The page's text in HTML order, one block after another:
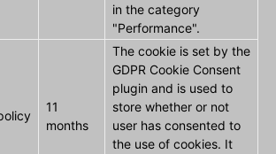
in the category
"Performance".
11
months
The cookie is set by the
GDPR Cookie Consent
plugin and is used to
store whether or not
user has consented to
the use of cookies. It